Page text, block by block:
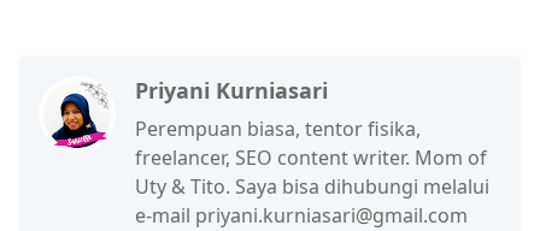
Priyani Kurniasari
Perempuan biasa, tentor fisika,
freelancer, SEO content writer. Mom of
Uty & Tito. Saya bisa dihubungi melalui
e-mail priyani.kurniasari@gmail.com